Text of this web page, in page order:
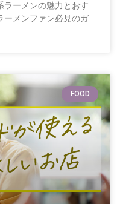
ラーメンの魅力とおす
ーメンファン必見のガ
FOOD